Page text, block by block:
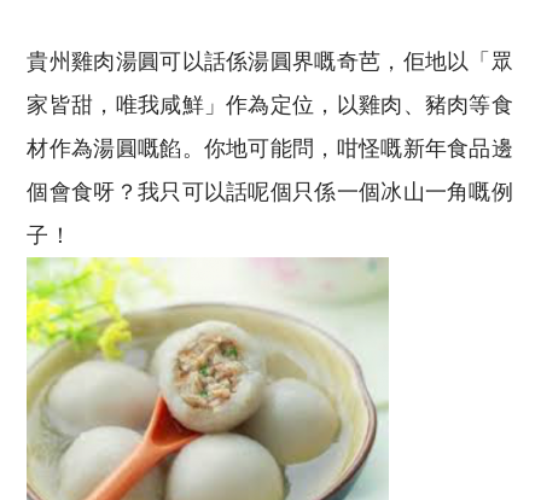
貴州雞肉湯圓可以話係湯圓界嘅奇芭，佢地以「眾
家皆甜，唯我咸鮮」作為定位，以雞肉、豬肉等食
材作為湯圓嘅餡。你地可能問，咁怪嘅新年食品邊
個會食呀？我只可以話呢個只係一個冰山一角嘅例
子！